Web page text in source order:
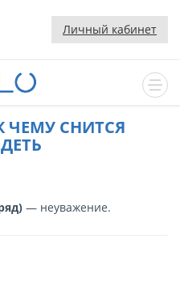
Личный кабинет
ЧЕМУ СНИТСЯ
— неуважение.